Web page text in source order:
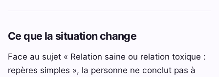
Ce que la situation change
Face au sujet « Relation saine ou relation toxique :
repères simples », la personne ne conclut pas à